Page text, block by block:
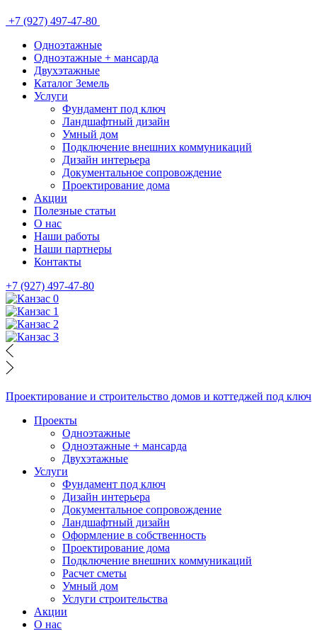
+7 (927) 497-47-80
Одноэтажные
Одноэтажные + мансарда
Двухэтажные
Каталог Земель
Услуги
Фундамент под ключ
Ландшафтный дизайн
Умный дом
Подключение внешних коммуникаций
Дизайн интерьера
Документальное сопровождение
Проектирование дома
Акции
Полезные статьи
О нас
Наши работы
Наши партнеры
Контакты
+7 (927) 497-47-80
Проектирование и строительство домов и коттеджей под ключ
Проекты
Одноэтажные
Одноэтажные + мансарда
Двухэтажные
Услуги
Фундамент под ключ
Дизайн интерьера
Документальное сопровождение
Ландшафтный дизайн
Оформление в собственность
Проектирование дома
Подключение внешних коммуникаций
Расчет сметы
Умный дом
Услуги строительства
Акции
О нас